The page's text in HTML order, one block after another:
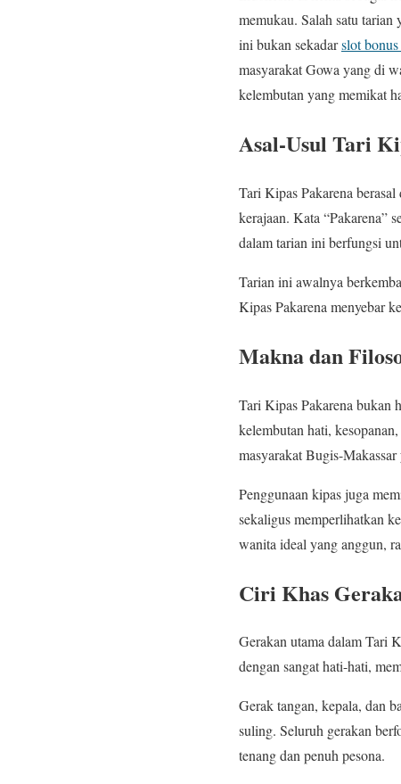
memukau. Salah satu tarian
ini bukan sekadarslot
masyarakat Gowa yang di
kelembutan yang memikat
Asal-Usul Tari
Tari Kipas Pakarena
kerajaan. Kata “Pakarena”
dalam tarian ini berfungsi
Tarian ini awalnya
Kipas Pakarena menyebar
Makna dan
Tari Kipas Pakarena bukan
kelembutan hati,
masyarakat Bugis-
Penggunaan kipas juga
sekaligus memperlihatkan
wanita ideal yang anggun,
Ciri Khas
Gerakan utama dalam Tari
dengan sangat hati-hati,
Gerak tangan, kepala, dan
suling. Seluruh gerakan
tenang dan penuh pesona.